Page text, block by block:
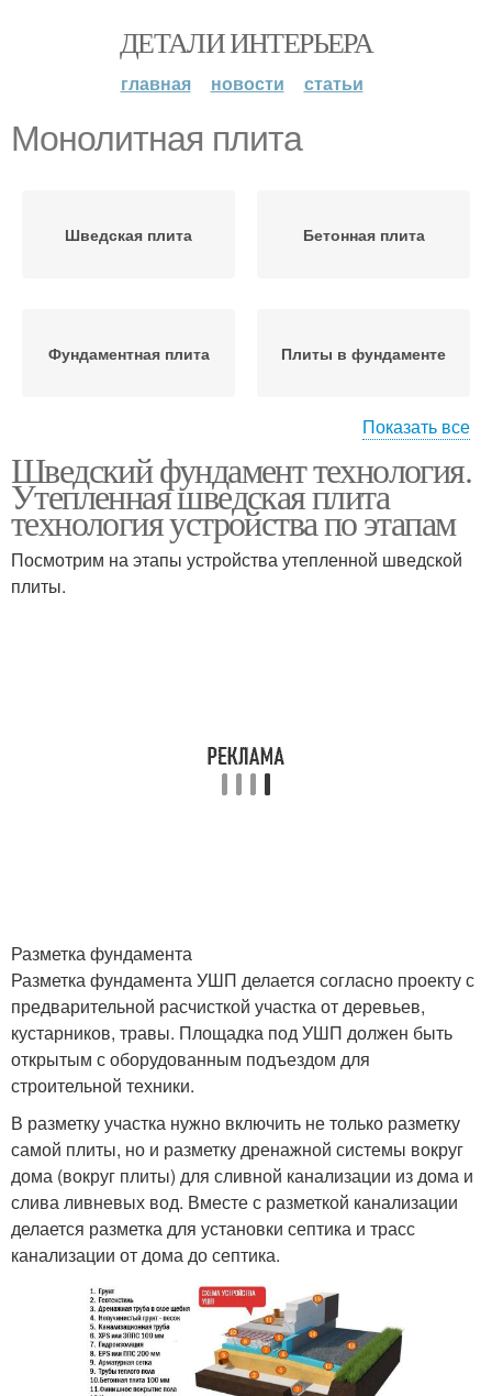
ДЕТАЛИ ИНТЕРЬЕРА
главная новости статьи
Монолитная плита
Шведская плита Бетонная плита
Фундаментная плита Плиты в фундаменте
Фундамент с
монолитной плитой
плитой
Показать все
Шведский фундамент технология.
Утепленная шведская плита
технология устройства по этапам
Посмотрим на этапы устройства утепленной шведской
плиты.
Разметка фундамента
Разметка фундамента УШП делается согласно проекту с
предварительной расчисткой участка от деревьев,
кустарников, травы. Площадка под УШП должен быть
открытым с оборудованным подъездом для
строительной техники.
В разметку участка нужно включить не только разметку
самой плиты, но и разметку дренажной системы вокруг
дома (вокруг плиты) для сливной канализации из дома и
слива ливневых вод. Вместе с разметкой канализации
делается разметка для установки септика и трасс
канализации от дома до септика.